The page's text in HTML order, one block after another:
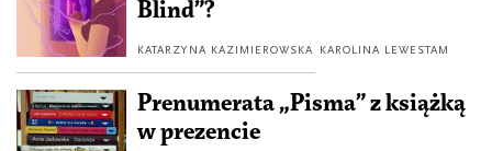
Blind”?
KATARZYNA KAZIMIEROWSKA KAROLINA LEWESTAM
Prenumerata „Pisma” z książką
w prezencie